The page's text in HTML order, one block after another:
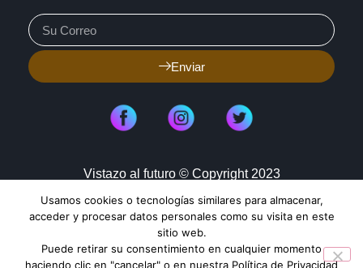
Enviar
Vistazo al futuro © Copyright 2023
Aviso de Privacidad
Política de Cookies
Mapa de Sitio
Usamos cookies o tecnologías similares para almacenar,
acceder y procesar datos personales como su visita en este
sitio web.
Puede retirar su consentimiento en cualquier momento
haciendo clic en "cancelar" o en nuestra Política de Privacidad